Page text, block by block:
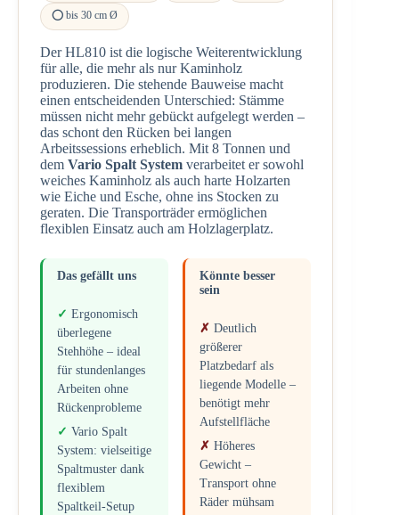
⭕ bis 30 cm Ø
Der HL810 ist die logische Weiterentwicklung
für alle, die mehr als nur Kaminholz
produzieren. Die stehende Bauweise macht
einen entscheidenden Unterschied: Stämme
müssen nicht mehr gebückt aufgelegt werden –
das schont den Rücken bei langen
Arbeitssessions erheblich. Mit 8 Tonnen und
dem Vario Spalt System verarbeitet er sowohl
weiches Kaminholz als auch harte Holzarten
wie Eiche und Esche, ohne ins Stocken zu
geraten. Die Transporträder ermöglichen
flexiblen Einsatz auch am Holzlagerplatz.
Das gefällt uns
Ergonomisch
überlegene
Stehhöhe – ideal
für stundenlanges
Arbeiten ohne
Rückenprobleme
Vario Spalt
System: vielseitige
Spaltmuster dank
flexiblem
Spaltkeil-Setup
Könnte besser
sein
Deutlich
größerer
Platzbedarf als
liegende Modelle –
benötigt mehr
Aufstellfläche
Höheres
Gewicht –
Transport ohne
Räder mühsam